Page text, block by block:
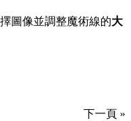
圖像並調整魔術線的大
下一頁 »